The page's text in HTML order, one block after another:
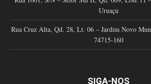
Uruaçu
Rua Cruz Alta, Qd. 28, Lt. 06 – Jardim Novo
74715-160
SIGA-NOS